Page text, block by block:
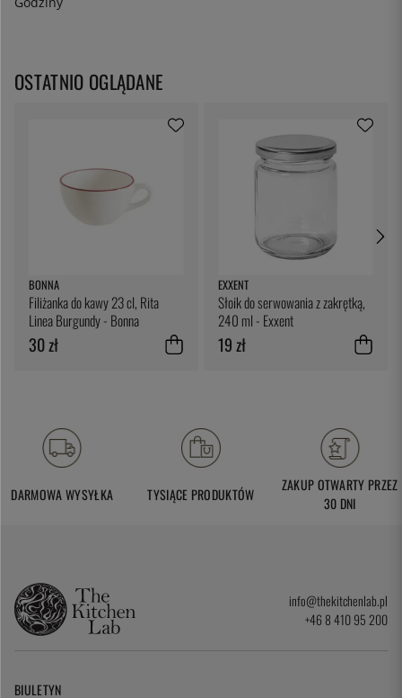
OSTATNIO OGLĄDANE
BONNA
Filiżanka do kawy 23 cl, Rita
Linea Burgundy - Bonna
30 zł
EXXENT
Słoik do serwowania z zakrętką,
240 ml - Exxent
19 zł
DARMOWA WYSYŁKA TYSIĄCE PRODUKTÓW
ZAKUP OTWARTY PRZEZ
30 DNI
info@thekitchenlab.pl
+46 8 410 95 200
BIULETYN